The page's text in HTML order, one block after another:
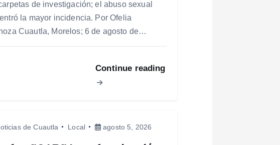
de investigación; el abuso sexual
la mayor incidencia. Por Ofelia
Cuautla, Morelos; 6 de agosto de…
Continue reading
de Cuautla Local agosto 5, 2026